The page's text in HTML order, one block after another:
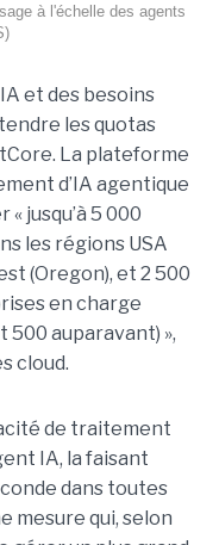
à l'échelle des agents
et des besoins
les quotas
La plateforme
d’IA agentique
jusqu’à 5 000
les régions USA
(Oregon), et 2 500
en charge
auparavant) »,
cloud.
de traitement
IA, la faisant
dans toutes
mesure qui, selon